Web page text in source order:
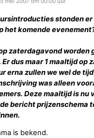
stonden
het komende
zaterdagavond
dus maar 1 maaltijd op
erna zullen we wel de
was alleen
Deze maaltijd is
bericht prijzenschema
is bekend.